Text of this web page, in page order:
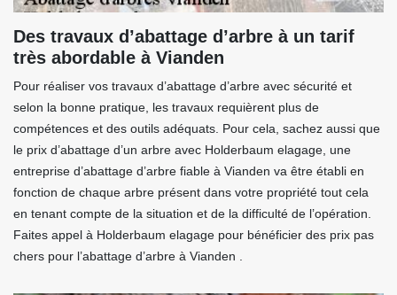
Des travaux d’abattage d’arbre à un tarif
très abordable à Vianden
Pour réaliser vos travaux d’abattage d’arbre avec sécurité et
selon la bonne pratique, les travaux requièrent plus de
compétences et des outils adéquats. Pour cela, sachez aussi que
le prix d’abattage d’un arbre avec Holderbaum elagage, une
entreprise d’abattage d’arbre fiable à Vianden va être établi en
fonction de chaque arbre présent dans votre propriété tout cela
en tenant compte de la situation et de la difficulté de l’opération.
Faites appel à Holderbaum elagage pour bénéficier des prix pas
chers pour l’abattage d’arbre à Vianden .